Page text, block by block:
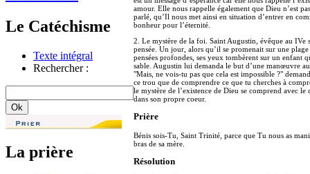
Le Catéchisme
Texte intégral
Rechercher :
La prière
amour. Elle nous rappelle également que Dieu n’est
parlé, qu’Il nous met ainsi en situation d’entrer en
bonheur pour l’éternité.
2. Le mystère de la foi. Saint Augustin, évêque au IVe
pensée. Un jour, alors qu’il se promenait sur une
pensées profondes, ses yeux tombèrent sur un enfant
sable. Augustin lui demanda le but d’une manœuvre
"Mais, ne vois-tu pas que cela est impossible ?"
ce trou que de comprendre ce que tu cherches à
le mystère de l’existence de Dieu se comprend avec
dans son propre coeur.
Prière
Bénis sois-Tu, Saint Trinité, parce que Tu nous as
bras de sa mère.
Résolution